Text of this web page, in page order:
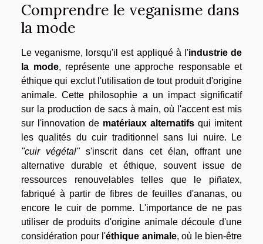
Comprendre le veganisme dans
la mode
Le veganisme, lorsqu'il est appliqué à l'industrie de
la mode, représente une approche responsable et
éthique qui exclut l'utilisation de tout produit d'origine
animale. Cette philosophie a un impact significatif
sur la production de sacs à main, où l'accent est mis
sur l'innovation de matériaux alternatifs qui imitent
les qualités du cuir traditionnel sans lui nuire. Le
"cuir végétal"s'inscrit dans cet élan, offrant une
alternative durable et éthique, souvent issue de
ressources renouvelables telles que le piñatex,
fabriqué à partir de fibres de feuilles d'ananas, ou
encore le cuir de pomme. L'importance de ne pas
utiliser de produits d'origine animale découle d'une
considération pour l'éthique animale, où le bien-être